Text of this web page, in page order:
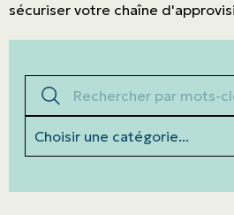
Résiliation assurance
Aviation
Transport
Construction
sécuriser votre chaîne